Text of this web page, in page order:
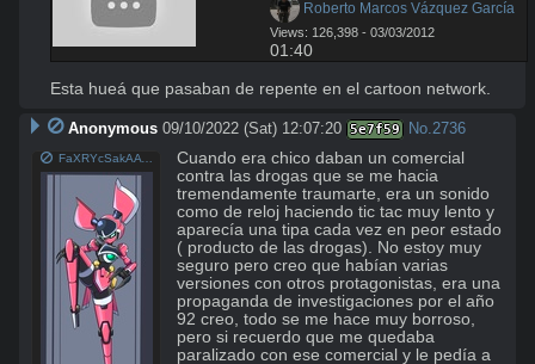
Roberto Marcos Vázquez García
Views: 126,398 - 03/03/2012
01:40
Esta hueá que pasaban de repente en el cartoon network.
Anonymous 09/10/2022 (Sat) 12:07:20 5e7f59 No.2736
FaXRYcSakAAVTnL.jpg
Cuando era chico daban un comercial
contra las drogas que se me hacia
tremendamente traumarte, era un sonido
como de reloj haciendo tic tac muy lento y
aparecía una tipa cada vez en peor estado
( producto de las drogas). No estoy muy
seguro pero creo que habían varias
versiones con otros protagonistas, era una
propaganda de investigaciones por el año
92 creo, todo se me hace muy borroso,
pero si recuerdo que me quedaba
paralizado con ese comercial y le pedía a